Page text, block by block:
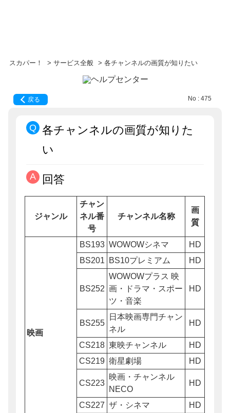
スカパー！ > サービス全般 > 各チャンネルの画質が知りたい
戻る No : 475
各チャンネルの画質が知りた
い
回答
ジャンル
チャン
ネル番
号
チャンネル名称
画
質
映画
BS193 WOWOWシネマ
HD
BS201
BS10プレミアム HD
BS252
WOWOWプラス 映
画・ドラマ・スポー
ツ・音楽
HD
BS255
日本映画専門チャン
ネル
HD
CS218 東映チャンネル
HD
CS219 衛星劇場 HD
CS223
映画・チャンネル
NECO
HD
CS227 ザ・シネマ
HD